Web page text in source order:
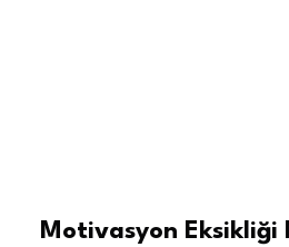
Motivasyon Eksikliği